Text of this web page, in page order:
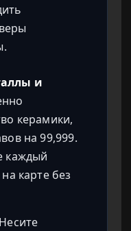
и
керамики,
на 99,999.
каждый
карте без
Несите